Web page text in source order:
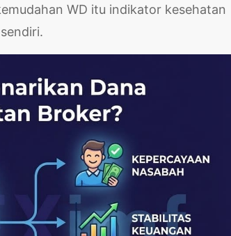
WD itu indikator kesehatan